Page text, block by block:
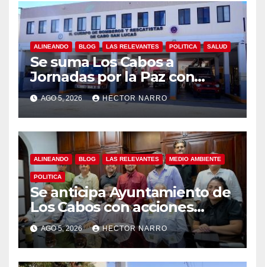
ALINEANDO BLOG LAS RELEVANTES POLITICA SALUD
Se suma Los Cabos a
Jornadas por la Paz con
capacitación en primeros
auxilios para jóvenes
AGO 5, 2026 HECTOR NARRO
ALINEANDO BLOG LAS RELEVANTES MEDIO AMBIENTE
POLITICA
Se anticipa Ayuntamiento de
Los Cabos con acciones
preventivas ante lluvias en el
centro histórico
AGO 5, 2026 HECTOR NARRO